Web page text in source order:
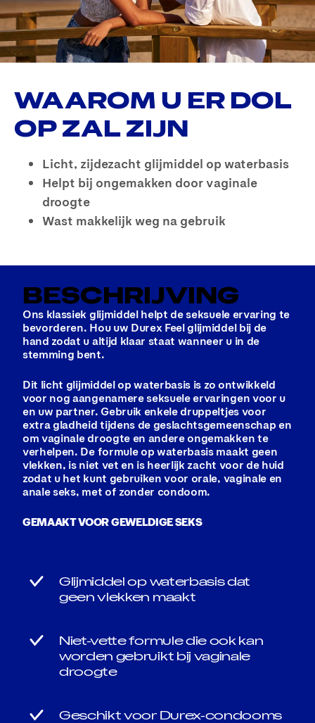
WAAROM U ER DOL
OP ZAL ZIJN
Licht, zijdezacht glijmiddel op waterbasis
Helpt bij ongemakken door vaginale
droogte
Wast makkelijk weg na gebruik
BESCHRIJVING
Ons klassiek glijmiddel helpt de seksuele ervaring te
bevorderen. Hou uw Durex Feel glijmiddel bij de
hand zodat u altijd klaar staat wanneer u in de
stemming bent.
Dit licht glijmiddel op waterbasis is zo ontwikkeld
voor nog aangenamere seksuele ervaringen voor u
en uw partner. Gebruik enkele druppeltjes voor
extra gladheid tijdens de geslachtsgemeenschap en
om vaginale droogte en andere ongemakken te
verhelpen. De formule op waterbasis maakt geen
vlekken, is niet vet en is heerlijk zacht voor de huid
zodat u het kunt gebruiken voor orale, vaginale en
anale seks, met of zonder condoom.
GEMAAKT VOOR GEWELDIGE SEKS
Glijmiddel op waterbasis dat
geen vlekken maakt
Niet-vette formule die ook kan
worden gebruikt bij vaginale
droogte
Geschikt voor Durex-condooms